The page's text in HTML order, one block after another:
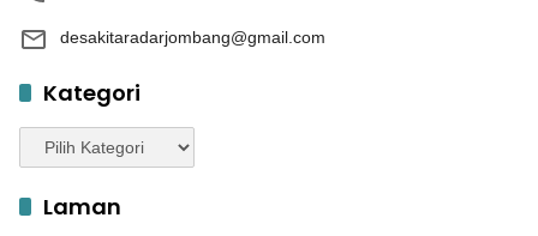
desakitaradarjombang@gmail.com
Kategori
Kategori
Laman